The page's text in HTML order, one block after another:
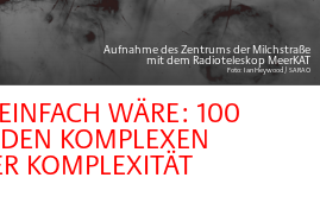
Aufnahme des Zentrums der Milchstraße
mit dem Radioteleskop MeerKAT
Foto: Ian Heywood / SARAO
WÄRE: 100
KOMPLEXEN
KOMPLEXITÄT